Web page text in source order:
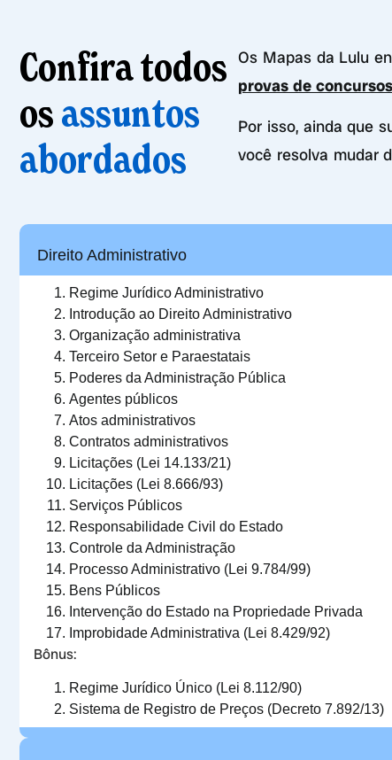
Confira todos
osassuntos
abordados
Os Mapas da Lulu
provas de
Por isso, ainda que
você resolva mudar
Direito Administrativo
Regime Jurídico Administrativo
Introdução ao Direito Administrativo
Organização administrativa
Terceiro Setor e Paraestatais
Poderes da Administração Pública
Agentes públicos
Atos administrativos
Contratos administrativos
Licitações (Lei 14.133/21)
Licitações (Lei 8.666/93)
Serviços Públicos
Responsabilidade Civil do Estado
Controle da Administração
Processo Administrativo (Lei 9.784/99)
Bens Públicos
Intervenção do Estado na Propriedade Privada
Improbidade Administrativa (Lei 8.429/92)
Bônus:
Regime Jurídico Único (Lei 8.112/90)
Sistema de Registro de Preços (Decreto 7.892/13)